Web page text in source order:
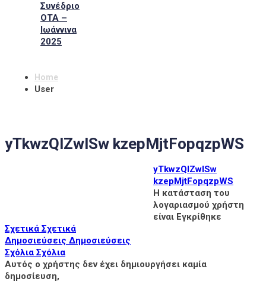
Συνέδριο
ΟΤΑ –
Ιωάννινα
2025
Home
User
yTkwzQlZwlSw kzepMjtFopqzpWS
yTkwzQlZwlSw
kzepMjtFopqzpWS
Η κατάσταση του
λογαριασμού χρήστη
είναι Εγκρίθηκε
Σχετικά Σχετικά
Δημοσιεύσεις Δημοσιεύσεις
Σχόλια Σχόλια
Αυτός ο χρήστης δεν έχει δημιουργήσει καμία
δημοσίευση,